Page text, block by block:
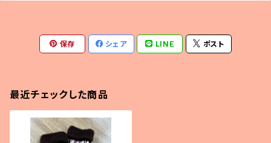
保存 シェア LINE ポスト
最近チェックした商品